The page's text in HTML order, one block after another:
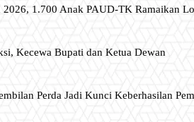
1.700 Anak PAUD-TK Ramaikan
Kecewa Bupati dan Ketua Dewan
Perda Jadi Kunci Keberhasilan